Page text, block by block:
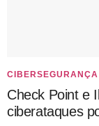
CIBERSEGURANÇA
Check Point e
ciberataques